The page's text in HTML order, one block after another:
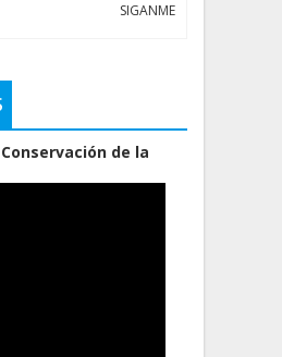
SIGANME
Conservación de la